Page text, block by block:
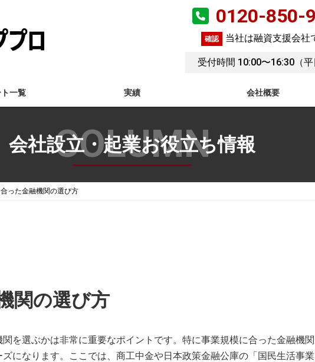
0120-850-
確認 当社は融資支援会社
受付時間 10:00〜16:30（平
一覧 実績 会社概要
会社設立・起業お役立ち情報
った金融機関の選び方
関の選び方
を選ぶかは非常に重要なポイントです。特に事業規模に合った金融機
になります。ここでは、商工中金や日本政策金融公庫の「国民生活事